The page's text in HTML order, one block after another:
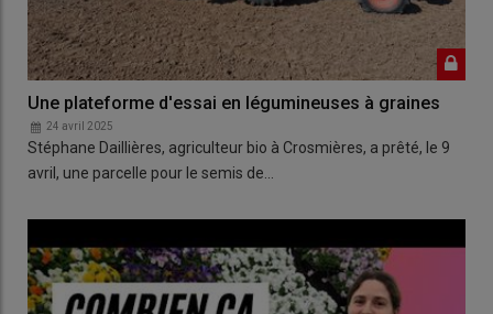
Une plateforme d'essai en légumineuses à graines
24 avril 2025
Stéphane Daillières, agriculteur bio à Crosmières, a prêté, le 9
avril, une parcelle pour le semis de…